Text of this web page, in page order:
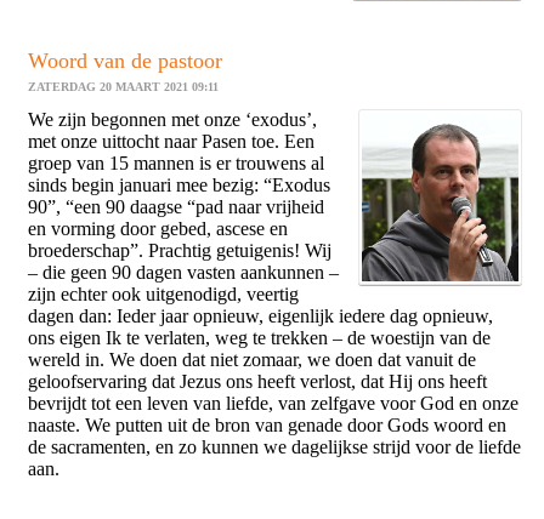
Woord van de pastoor
ZATERDAG 20 MAART 2021 09:11
We zijn begonnen met onze ‘exodus’,
met onze uittocht naar Pasen toe. Een
groep van 15 mannen is er trouwens al
sinds begin januari mee bezig: “Exodus
90”, “een 90 daagse “pad naar vrijheid
en vorming door gebed, ascese en
broederschap”. Prachtig getuigenis! Wij
– die geen 90 dagen vasten aankunnen –
zijn echter ook uitgenodigd, veertig
dagen dan: Ieder jaar opnieuw, eigenlijk iedere dag opnieuw,
ons eigen Ik te verlaten, weg te trekken – de woestijn van de
wereld in. We doen dat niet zomaar, we doen dat vanuit de
geloofservaring dat Jezus ons heeft verlost, dat Hij ons heeft
bevrijdt tot een leven van liefde, van zelfgave voor God en onze
naaste. We putten uit de bron van genade door Gods woord en
de sacramenten, en zo kunnen we dagelijkse strijd voor de liefde
aan.